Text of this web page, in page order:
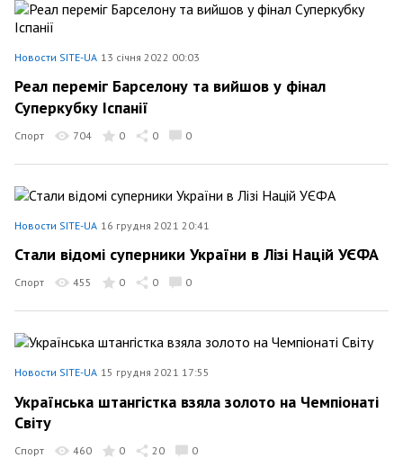
Новости SITE-UA 13 січня 2022 00:03
Реал переміг Барселону та вийшов у фінал
Суперкубку Іспанії
Спорт 704 0 0 0
Новости SITE-UA 16 грудня 2021 20:41
Стали відомі суперники України в Лізі Націй УЄФА
Спорт 455 0 0 0
Новости SITE-UA 15 грудня 2021 17:55
Українська штангістка взяла золото на Чемпіонаті
Світу
Спорт 460 0 20 0